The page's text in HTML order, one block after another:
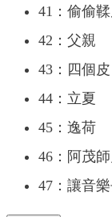
41：偷偷
42：父親
43：四個皮
44：立夏
45：逸荷
46：阿茂
47：讓音